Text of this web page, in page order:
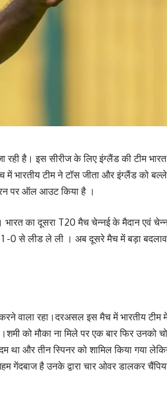
है। इस सीरीज के लिए इंग्लैंड की टीम
टीम ने टॉस जीता और इंग्लैंड को
पर ऑल आउट किया है ।
का दूसरा T20 मैच चेन्नई के मैदान एवं
-0 से लीड ले ली । अब दूसरे मैच में बड़ा बदलाव
वाला रहा।दरअसल इस मैच में भारतीय
को मौका ना मिले पर एक बार फिर उनको
था और तीन स्पिनर को शामिल किया गया
गेंदबाज है उनके द्वारा चार ओवर डालकर